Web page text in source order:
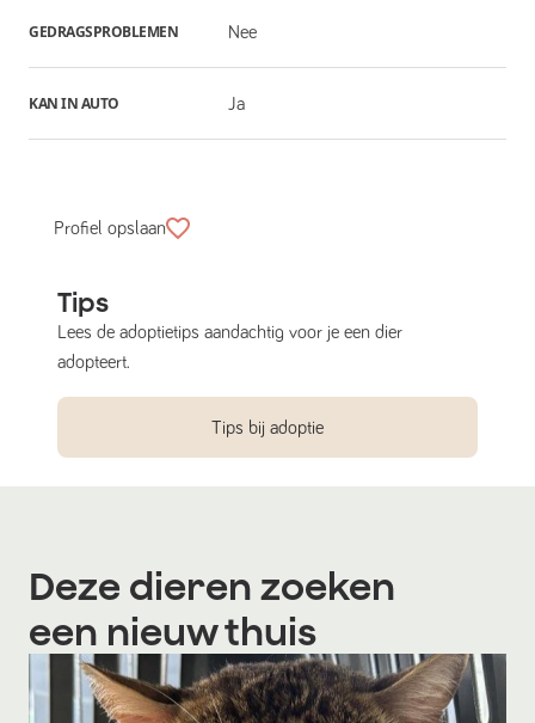
GEDRAGSPROBLEMEN Nee
KAN IN AUTO Ja
Profiel opslaan
Tips
Lees de adoptietips aandachtig voor je een dier
adopteert.
Tips bij adoptie
Deze dieren zoeken
een nieuw thuis